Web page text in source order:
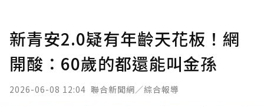
新青安2.0疑有年齡天花板！網
開酸：60歲的都還能叫金孫
2026-06-08 12:04 聯合新聞網／綜合報導